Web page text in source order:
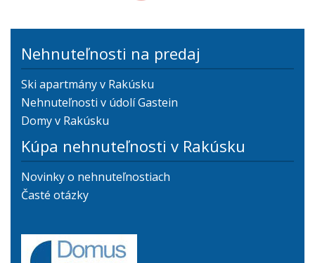
Nehnuteľnosti na predaj
Ski apartmány v Rakúsku
Nehnuteľnosti v údolí Gastein
Domy v Rakúsku
Kúpa nehnuteľnosti v Rakúsku
Novinky o nehnuteľnostiach
Časté otázky